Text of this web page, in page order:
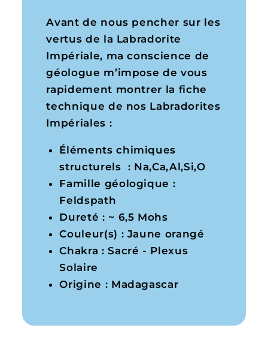
Avant de nous pencher sur les
vertus de la Labradorite
Impériale, ma conscience de
géologue m’impose de vous
rapidement montrer la fiche
technique de nos Labradorites
Impériales :
Éléments chimiques
structurels : Na,Ca,Al,Si,O
Famille géologique :
Feldspath
Dureté : ~ 6,5 Mohs
Couleur(s) : Jaune orangé
Chakra : Sacré - Plexus
Solaire
Origine : Madagascar